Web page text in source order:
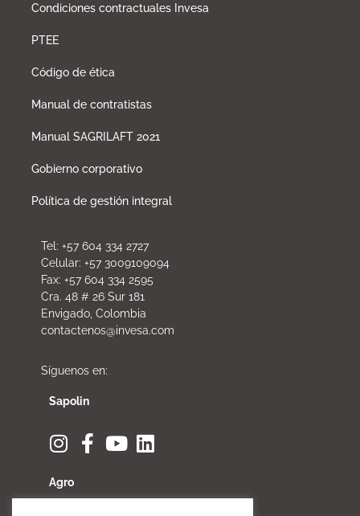
Condiciones contractuales Invesa
PTEE
Código de ética
Manual de contratistas
Manual SAGRILAFT 2021
Gobierno corporativo
Política de gestión integral
Tel: +57 604 334 2727
Celular: +57 3009109094
Fax: +57 604 334 2595
Cra. 48 # 26 Sur 181
Envigado, Colombia
contactenos@invesa.com
Síguenos en:
Sapolin
Agro